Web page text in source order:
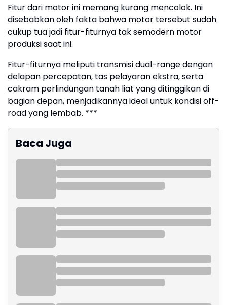
Fitur dari motor ini memang kurang mencolok. Ini
disebabkan oleh fakta bahwa motor tersebut sudah
cukup tua jadi fitur-fiturnya tak semodern motor
produksi saat ini.
Fitur-fiturnya meliputi transmisi dual-range dengan
delapan percepatan, tas pelayaran ekstra, serta
cakram perlindungan tanah liat yang ditinggikan di
bagian depan, menjadikannya ideal untuk kondisi off-
road yang lembab. ***
Baca Juga